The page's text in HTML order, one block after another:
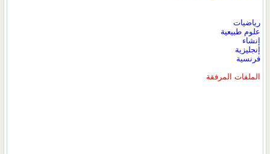
رياضيات
علوم طبيعية
إنشاء
إنجليزية
فرنسية
الملفات المرفقة